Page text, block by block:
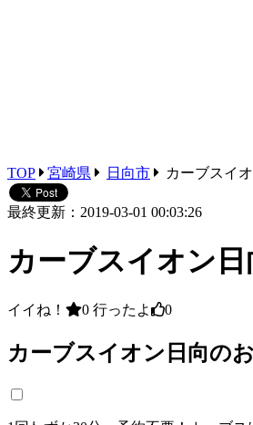
TOP 宮崎県 日向市 カーブスイ
最終更新：2019-03-01 00:03:26
カーブスイオン日
イイね！ 0 行ったよ 0
カーブスイオン日向の